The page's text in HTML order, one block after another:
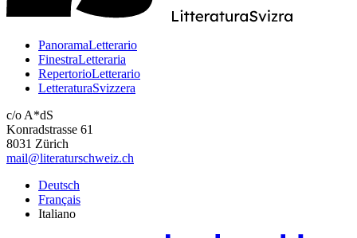
PanoramaLetterario
FinestraLetteraria
RepertorioLetterario
LetteraturaSvizzera
c/o A*dS
Konradstrasse 61
8031 Zürich
mail@literaturschweiz.ch
Deutsch
Français
Italiano